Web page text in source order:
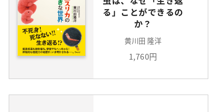
る」ことができるの
か？
黄川田 隆洋
1,760円